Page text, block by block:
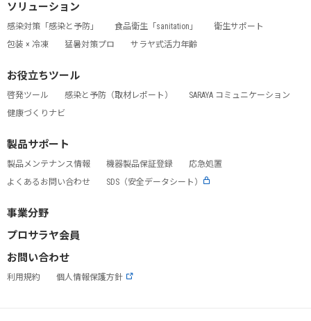
ソリューション
感染対策「感染と予防」 食品衛生「sanitation」
衛生サポート
包装 × 冷凍
猛暑対策プロ サラヤ式活力年齢
お役立ちツール
啓発ツール 感染と予防（取材レポート）
SARAYA コミュニケーション
健康づくりナビ
製品サポート
製品メンテナンス情報 機器製品保証登録
応急処置
よくあるお問い合わせ
SDS（安全データシート）
事業分野
プロサラヤ会員
お問い合わせ
利用規約 個人情報保護方針